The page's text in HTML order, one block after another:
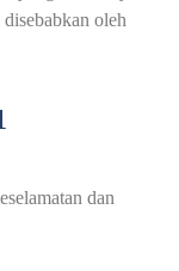
oleh
dan